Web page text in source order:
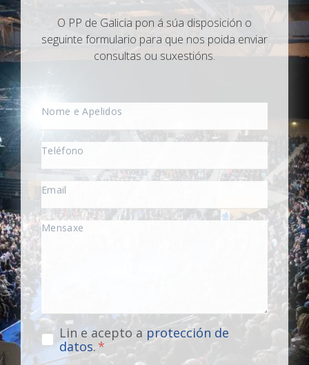
O PP de Galicia pon á súa disposición o
seguinte formulario para que nos poida enviar
consultas ou suxestións.
Lin e acepto a protección de
datos.